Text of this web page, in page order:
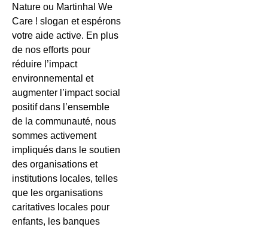
Nature ou Martinhal We
Care ! slogan et espérons
votre aide active. En plus
de nos efforts pour
réduire l’impact
environnemental et
augmenter l’impact social
positif dans l’ensemble
de la communauté, nous
sommes activement
impliqués dans le soutien
des organisations et
institutions locales, telles
que les organisations
caritatives locales pour
enfants, les banques